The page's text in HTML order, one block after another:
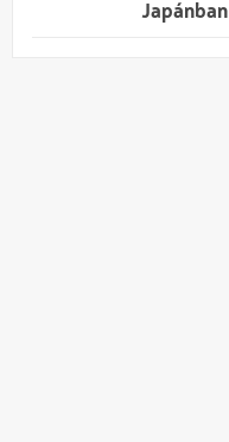
Japánban